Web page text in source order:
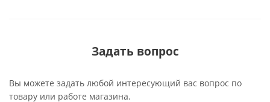
Задать вопрос
Вы можете задать любой интересующий вас вопрос по
товару или работе магазина.